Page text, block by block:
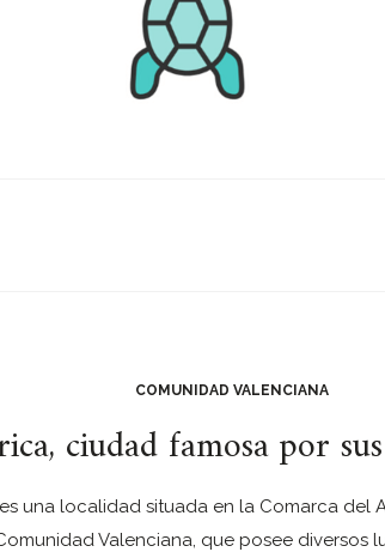
COMUNIDAD VALENCIANA
ciudad famosa por
una localidad situada en la Comarca del
Valenciana, que posee diversos